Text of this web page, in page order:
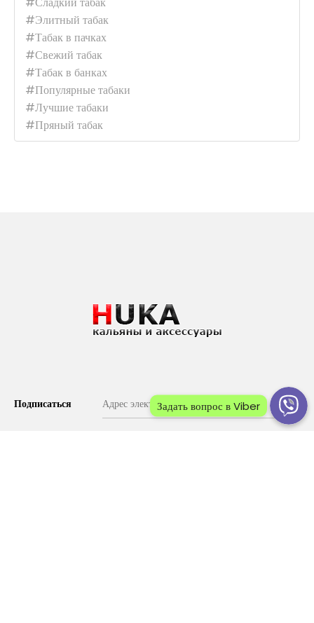
#Элитный табак
#Табак в пачках
#Свежий табак
#Табак в банках
#Популярные табаки
#Лучшие табаки
#Пряный табак
Подписаться Задать вопрос в Viber